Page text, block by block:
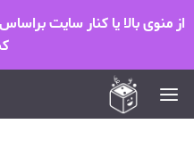
از منوی بالا یا کنار سایت